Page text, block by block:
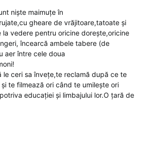
niște maimuțe în
gheare de vrăjitoare,tatoate și
la vedere pentru oricine dorește,oricine
încearcă ambele tabere (de
aer între cele doua
le ceri sa învețe,te reclamă după ce te
te filmează ori când te umilește ori
educației și limbajului lor.O țară de